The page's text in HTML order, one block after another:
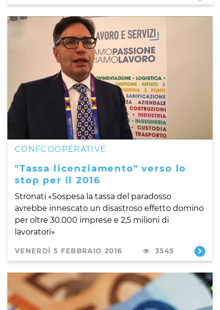
CONFCOOPERATIVE
"Tassa licenziamento" verso lo
stop per il 2016
Stronati «Sospesa la tassa del paradosso
avrebbe innescato un disastroso effetto domino
per oltre 30.000 imprese e 2,5 milioni di
lavoratori»
VENERDÌ 5 FEBBRAIO 2016 3545